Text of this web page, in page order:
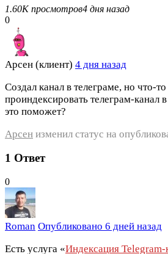
1.60K просмотров4 дня назад
0
Арсен (клиент) 4 дня назад
Создал канал в телеграме, но что-
проиндексировать телеграм-канал
это поможет?
Арсен изменил статус на
1 Ответ
0
Roman Опубликовано 6 дней назад
Есть услуга «Индексация